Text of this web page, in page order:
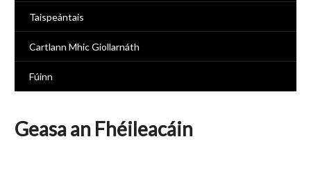
Taispeántais
Cartlann Mhic Giollarnáth
Fúinn
Geasa an Fhéileacáin